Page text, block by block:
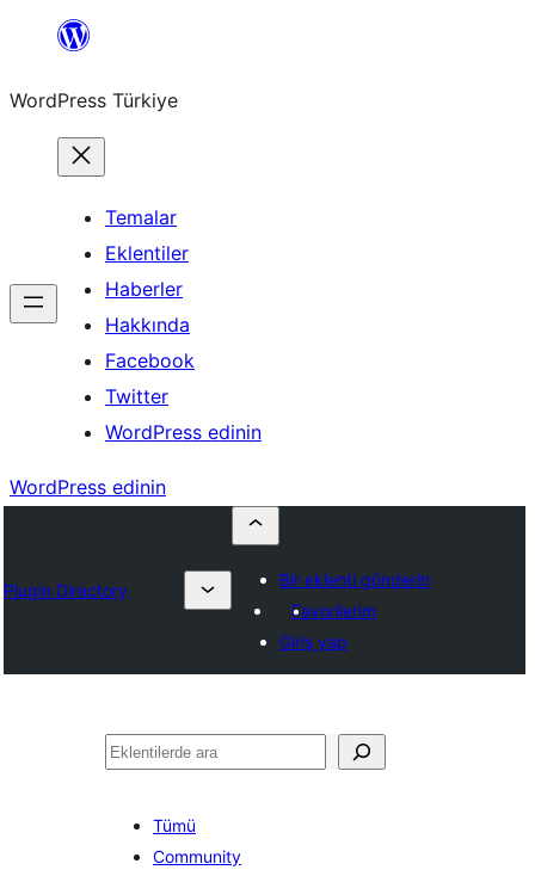
İçeriğe
WordPress Türkiye
Temalar
Eklentiler
Haberler
Hakkında
Facebook
Twitter
WordPress edinin
WordPress edinin
Plugin Directory
Bir eklenti gönderin
Favorilerim
Giriş yap
Ara
Tümü
Community